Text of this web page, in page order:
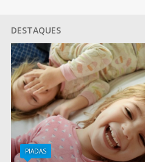
DESTAQUES
PIADAS